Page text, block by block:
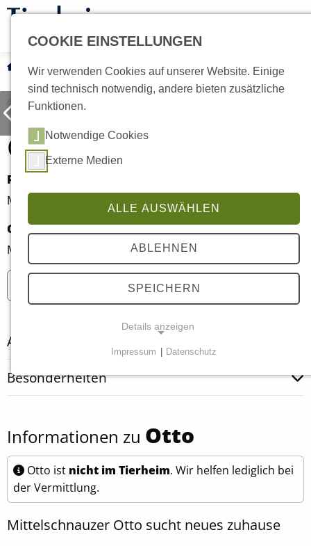
Tiervermittlung Hunde Current:
Otto
Otto
Rasse
Mittelschnauzer
1 Jahr
Geschlecht
Männlich
Kastriert
Nein
Abgabegrund
Besonderheiten
Informationen zu Otto
Otto ist nicht im Tierheim. Wir helfen lediglich bei
der Vermittlung.
Mittelschnauzer Otto sucht neues zuhause
COOKIE EINSTELLUNGEN
Wir verwenden Cookies auf unserer Website. Einige
sind technisch notwendig, andere bieten zusätzliche
Funktionen.
Notwendige Cookies
Externe Medien
ALLE AUSWÄHLEN
ABLEHNEN
SPEICHERN
Details anzeigen
Diese Cookies sind für die ordnungsgemäße
Einverständnis Cookie
Name:
cookie_consent
Tierheim Tecklenburger Land e.V.
Impressum Datenschutz